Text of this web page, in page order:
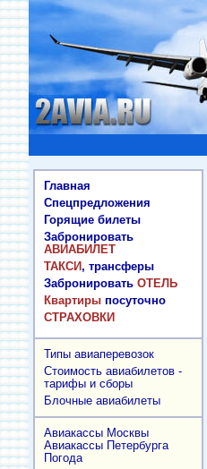
Главная
Спецпредложения
Горящие билеты
Забронировать
АВИАБИЛЕТ
ТАКСИ, трансферы
Забронировать ОТЕЛЬ
Квартиры посуточно
СТРАХОВКИ
Типы авиаперевозок
Стоимость авиабилетов -
тарифы и сборы
Блочные авиабилеты
Авиакассы Москвы
Авиакассы Петербурга
Погода